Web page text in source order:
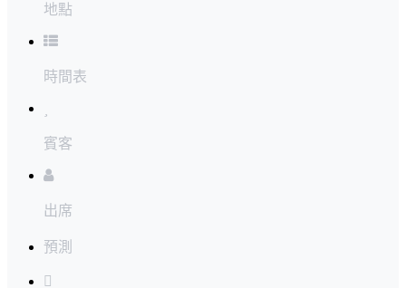
地點
時間表
賓客
出席
預測